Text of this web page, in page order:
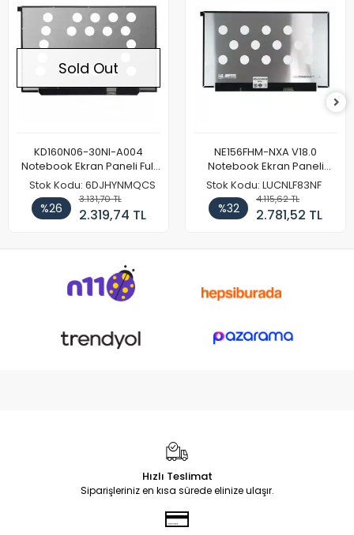
Sold Out
KD160N06-30NI-A004
Notebook Ekran Paneli Full
HD
Stok Kodu: 6DJHYNMQCS
%26
3.131,70 TL
2.319,74 TL
NE156FHM-NXA V18.0
Notebook Ekran Paneli
144Hz
Stok Kodu: LUCNLF83NF
%32
4.115,62 TL
2.781,52 TL
Hızlı Teslimat
Siparişleriniz en kısa sürede elinize ulaşır.